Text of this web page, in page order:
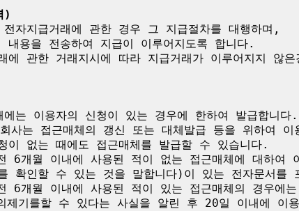
)
자지급거래에 관한 경우 그 지급절차를 대행하며,
내용을 전송하여 지급이 이루어지도록 합니다.
관한 거래지시에 따라 지급거래가 이루어지지 않
는 이용자의 신청이 있는 경우에 한하여 발급합니다.
사는 접근매체의 갱신 또는 대체발급 등을 위하여 이
이 없는 때에도 접근매체를 발급할 수 있습니다.
6개월 이내에 사용된 적이 없는 접근매체에 대하여
확인할 수 있는 것을 말합니다)이 있는 전자문서를
6개월 이내에 사용된 적이 있는 접근매체의 경우에
제기를할 수 있다는 사실을 알린 후 20일 이내에 이